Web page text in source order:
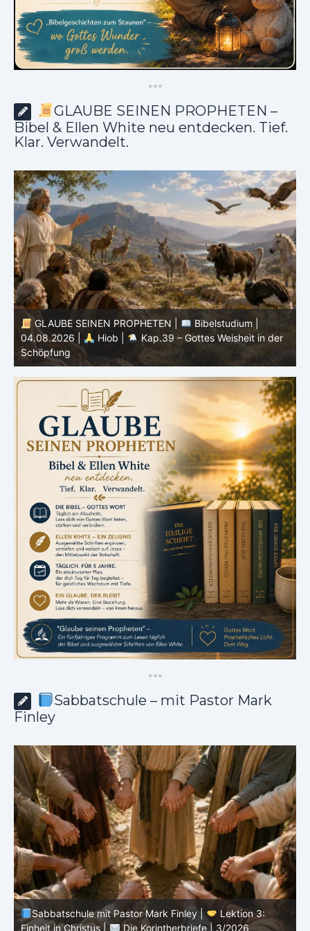
***
GLAUBE SEINEN PROPHETEN –
Bibel & Ellen White neu entdecken. Tief.
Klar. Verwandelt.
GLAUBE SEINEN PROPHETEN |
Bibelstudium |
04.08.2026 |
Hiob |
Kap.39 – Gottes Weisheit in der
Schöpfung
***
Sabbatschule – mit Pastor Mark
Finley
Sabbatschule mit Pastor Mark Finley |
Lektion 3:
Einheit in Christus |
Die Korintherbriefe | 3/2026